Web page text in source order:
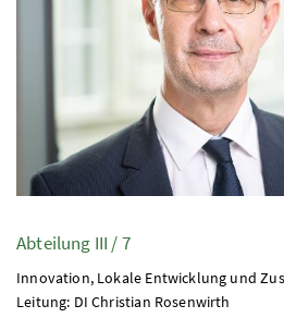
Abteilung III / 7
Innovation, Lokale Entwicklung und
Leitung: DI Christian Rosenwirth